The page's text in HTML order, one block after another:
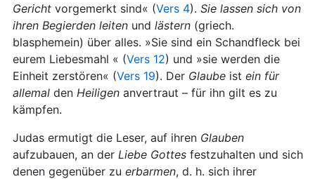
Gericht vorgemerkt sind« (Vers 4). Sie lassen sich von
ihren Begierden leiten und lästern (griech.
blasphemein) über alles. »Sie sind ein Schandfleck bei
eurem Liebesmahl « (Vers 12) und »sie werden die
Einheit zerstören« (Vers 19). Der Glaube ist ein für
allemal den Heiligen anvertraut – für ihn gilt es zu
kämpfen.
Judas ermutigt die Leser, auf ihren Glauben
aufzubauen, an der Liebe Gottes festzuhalten und sich
denen gegenüber zu erbarmen, d. h. sich ihrer